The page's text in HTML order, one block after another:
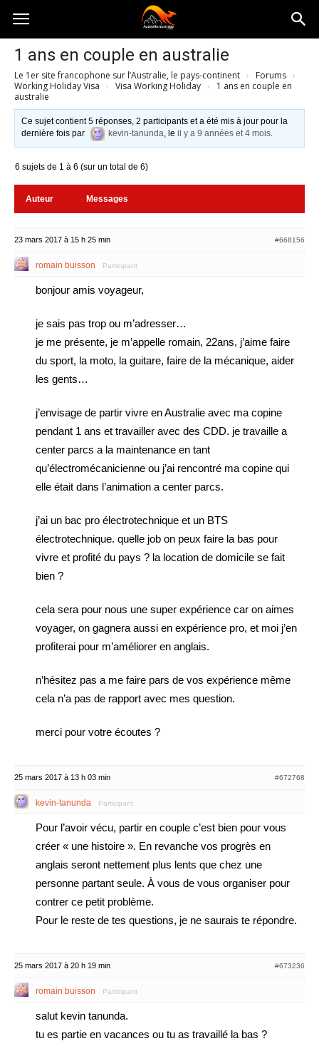
Australia-
australie.com
1 ans en couple en australie
Le 1er site francophone sur l’Australie, le pays-continent › Forums ›
Working Holiday Visa › Visa Working Holiday ›
1 ans en couple en
australie
Ce sujet contient 5 réponses, 2 participants et a été mis à jour pour la
dernière fois par
kevin-tanunda, leil y a 9 années et 4 mois.
6 sujets de 1 à 6 (sur un total de 6)
Auteur Messages
23 mars 2017 à 15 h 25 min #668156
romain buisson Participant
bonjour amis voyageur,
je sais pas trop ou m’adresser…
je me présente, je m’appelle romain, 22ans, j’aime faire
du sport, la moto, la guitare, faire de la mécanique, aider
les gents…
j’envisage de partir vivre en Australie avec ma copine
pendant 1 ans et travailler avec des CDD. je travaille a
center parcs a la maintenance en tant
qu’électromécanicienne ou j’ai rencontré ma copine qui
elle était dans l’animation a center parcs.
j’ai un bac pro électrotechnique et un BTS
électrotechnique. quelle job on peux faire la bas pour
vivre et profité du pays ? la location de domicile se fait
bien ?
cela sera pour nous une super expérience car on aimes
voyager, on gagnera aussi en expérience pro, et moi j’en
profiterai pour m’améliorer en anglais.
n’hésitez pas a me faire pars de vos expérience même
cela n’a pas de rapport avec mes question.
merci pour votre écoutes ?
25 mars 2017 à 13 h 03 min #672768
kevin-tanunda Participant
Pour l’avoir vécu, partir en couple c’est bien pour vous
créer « une histoire ». En revanche vos progrès en
anglais seront nettement plus lents que chez une
personne partant seule. À vous de vous organiser pour
contrer ce petit problème.
Pour le reste de tes questions, je ne saurais te répondre.
25 mars 2017 à 20 h 19 min #673236
romain buisson Participant
salut kevin tanunda.
tu es partie en vacances ou tu as travaillé la bas ?